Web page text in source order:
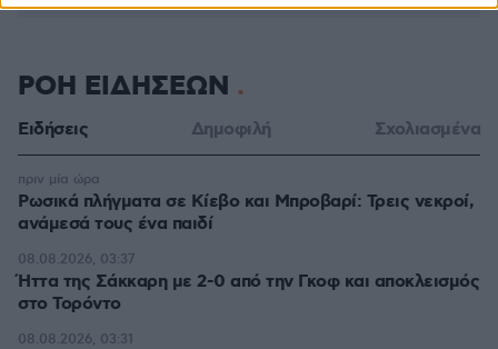
ΡΟΗ ΕΙΔΗΣΕΩΝ
Ειδήσεις Δημοφιλή Σχολιασμένα
Ρωσικά πλήγματα σε Κίεβο και Μπροβαρί: Τρεις νεκροί,
ανάμεσά τους ένα παιδί
πριν μία ώρα
Ήττα της Σάκκαρη με 2-0 από την Γκοφ και αποκλεισμός
στο Τορόντο
08.08.2026, 03:37
08.08.2026, 03:31